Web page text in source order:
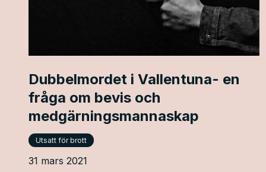
Dubbelmordet i Vallentuna- en
fråga om bevis och
medgärningsmannaskap
Utsatt för brott
31 mars 2021